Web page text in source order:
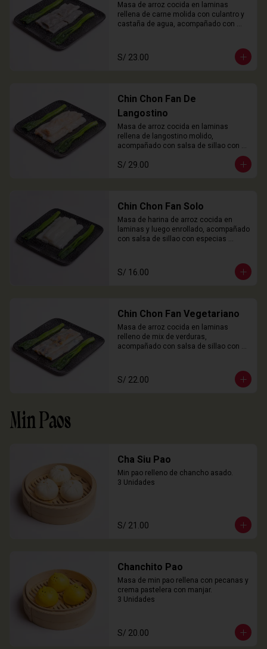
Masa de arroz cocida en laminas
rellena de carne molida con culantro y
castaña de agua, acompañado con
3 Unidades
S/ 23.00
Chin Chon Fan De
Langostino
Masa de arroz cocida en laminas
rellena de langostino molido,
acompañado con salsa de sillao con
3 Unidades
S/ 29.00
Chin Chon Fan Solo
Masa de harina de arroz cocida en
laminas y luego enrollado, acompañado
con salsa de sillao con especias
S/ 16.00
Chin Chon Fan Vegetariano
Masa de arroz cocida en laminas
relleno de mix de verduras,
acompañado con salsa de sillao con
S/ 22.00
Min Paos
Cha Siu Pao
Min pao relleno de chancho asado.
3 Unidades
S/ 21.00
Chanchito Pao
Masa de min pao rellena con pecanas y
crema pastelera con manjar.
3 Unidades
S/ 20.00